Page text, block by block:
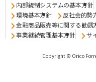
内部統制システムの基本方針
環境基本方針
反社会的勢
金融商品販売等に関する勧誘
事業継続管理基本方針
サ
Copyright © Orico